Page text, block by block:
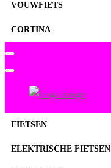
VOUWFIETS
CORTINA
FietsenMagazijn
Primary
FIETSEN
ELEKTRISCHE FIETSEN